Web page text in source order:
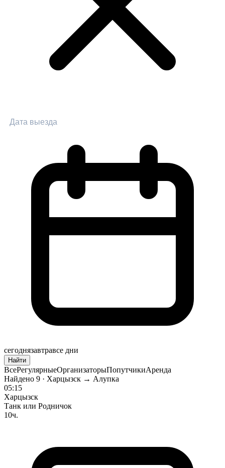
сегоднязавтравсе дни
Найти
ВсеРегулярныеОрганизаторыПопутчикиАренда
Найдено 9 · Харцызск → Алупка
05:15
Харцызск
Танк или Родничок
10ч.